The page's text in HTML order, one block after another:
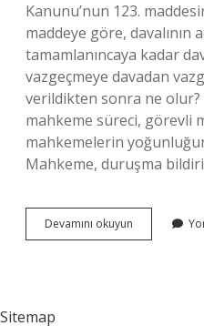
Kanunu’nun 123.
maddeye göre, davalının
tamamlanıncaya kadar
vazgeçmeye davadan
verildikten sonra ne olur?
mahkeme süreci, görevli
mahkemelerin
Mahkeme, duruşma
Devamını okuyun
Dilekçesi
Sitemap